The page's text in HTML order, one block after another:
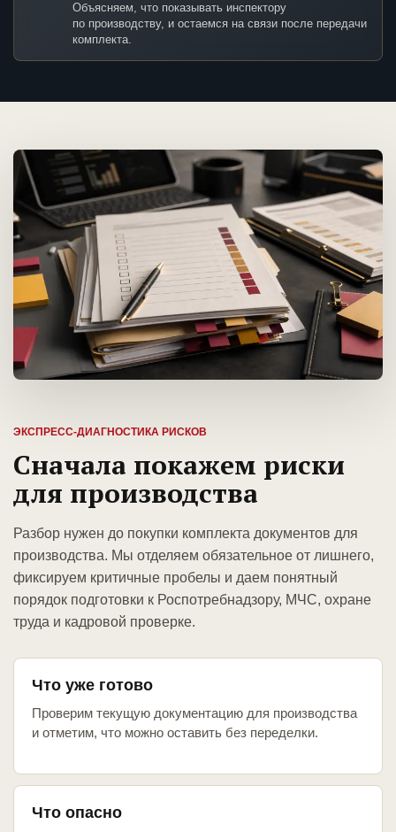
Объясняем, что показывать инспектору
по производству, и остаемся на связи после передачи
комплекта.
ЭКСПРЕСС-ДИАГНОСТИКА РИСКОВ
Сначала покажем риски
для производства
Разбор нужен до покупки комплекта документов для
производства. Мы отделяем обязательное от лишнего,
фиксируем критичные пробелы и даем понятный
порядок подготовки к Роспотребнадзору, МЧС, охране
труда и кадровой проверке.
Что уже готово
Проверим текущую документацию для производства
и отметим, что можно оставить без переделки.
Что опасно